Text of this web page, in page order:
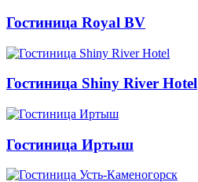
Гостиница Royal BV
Гостиница Shiny River Hotel
Гостиница Иртыш